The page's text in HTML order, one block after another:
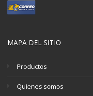
MAPA DEL SITIO
Productos
Quienes somos